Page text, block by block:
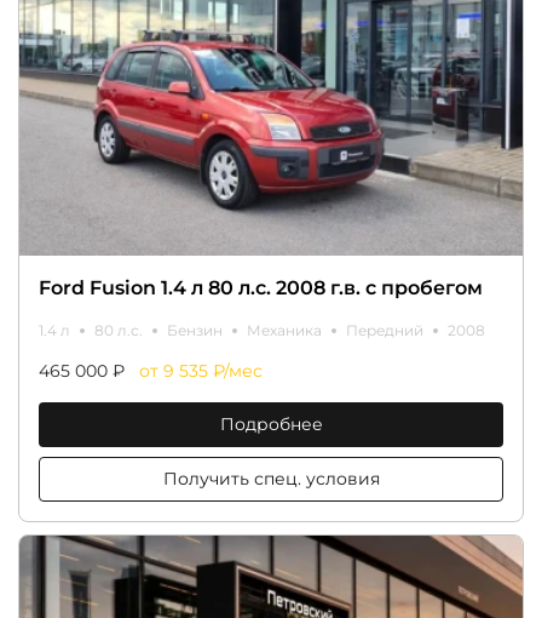
Ford Fusion 1.4 л 80 л.с. 2008 г.в. с пробегом
1.4 л 80 л.с. Бензин Механика Передний 2008
465 000 ₽ от 9 535 ₽/мес
Подробнее
Получить спец. условия